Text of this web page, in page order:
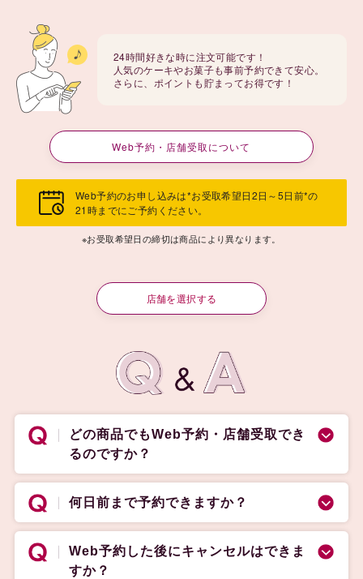
24時間好きな時に注文可能です！
人気のケーキやお菓子も事前予約できて安心。
さらに、ポイントも貯まってお得です！
Web予約・店舗受取について
Web予約のお申し込みは*お受取希望日2日～5日前*の
21時までにご予約ください。
※お受取希望日の締切は商品により異なります。
店舗を選択する
どの商品でもWeb予約・店舗受取でき
るのですか？
何日前まで予約できますか？
Web予約した後にキャンセルはできま
すか？